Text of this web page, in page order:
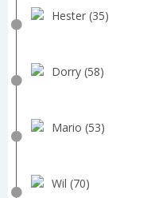
Hester (35)
Dorry (58)
Mario (53)
Wil (70)